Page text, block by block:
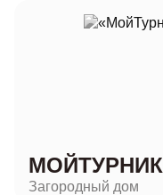
МОЙТУРНИК
Загородный дом